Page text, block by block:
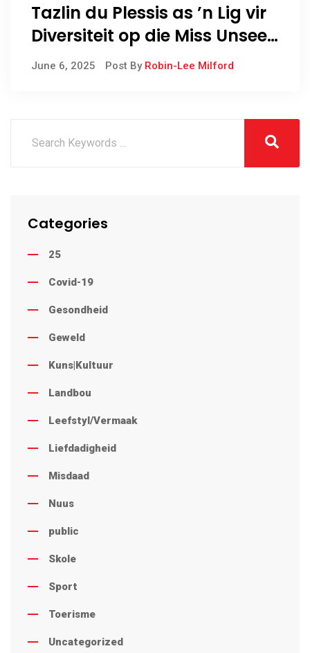
Tazlin du Plessis as ’n Lig vir
Diversiteit op die Miss Unseen
International Verhoog
June 6, 2025 Post By Robin-Lee Milford
Categories
25
Covid-19
Gesondheid
Geweld
Kuns|Kultuur
Landbou
Leefstyl/Vermaak
Liefdadigheid
Misdaad
Nuus
public
Skole
Sport
Toerisme
Uncategorized